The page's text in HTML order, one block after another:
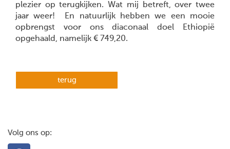
plezier op terugkijken. Wat mij betreft, over twee
jaar weer! En natuurlijk hebben we een mooie
opbrengst voor ons diaconaal doel Ethiopië
opgehaald, namelijk € 749,20.
terug
Volg ons op: